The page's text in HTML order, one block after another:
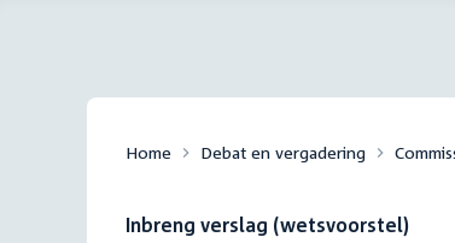
Home Debat en vergadering
Inbreng verslag (wetsvoorstel)